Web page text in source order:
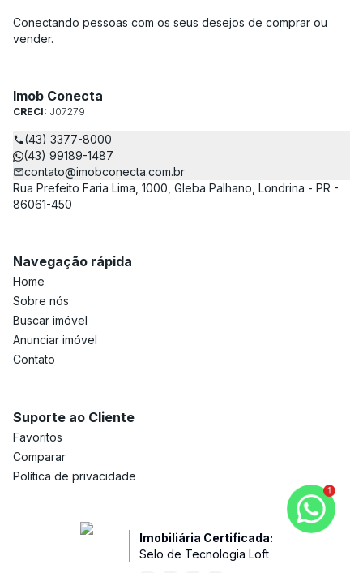
Conectando pessoas com os seus desejos de comprar ou
vender.
Imob Conecta
CRECI: J07279
(43) 3377-8000
(43) 99189-1487
contato@imobconecta.com.br
Rua Prefeito Faria Lima, 1000, Gleba Palhano, Londrina - PR -
86061-450
Navegação rápida
Home
Sobre nós
Buscar imóvel
Anunciar imóvel
Contato
Suporte ao Cliente
Favoritos
Comparar
Política de privacidade
Imobiliária Certificada:
Selo de Tecnologia Loft
1